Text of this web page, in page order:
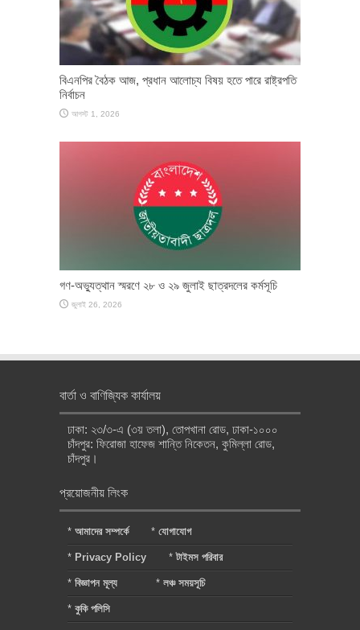
বিএনপির বৈঠক আজ, প্রধান আলোচ্য বিষয় হতে পারে রাষ্ট্রপতি
নির্বাচন
আগস্ট 1, 2026
গণ-অভ্যুত্থান স্মরণে ২৮ ও ২৯ জুলাই ছাত্রদলের কর্মসূচি
জুলাই 26, 2026
বার্তা ও বাণিজ্যিক কার্যালয়
ঢাকা: ২৩/৩-এ (৩য় তলা), তোপখানা রোড, ঢাকা-১০০০
চাঁদপুর: ফিরোজা হাফেজ শান্তি নিকেতন, কুমিল্লা রোড,
চাঁদপুর।
প্রয়োজনীয় লিংক
* আমাদের সম্পর্কে * যোগাযোগ
* Privacy Policy *টাইমস পরিবার
* বিজ্ঞাপন মূল্য * লঞ্চ সময়সূচি
* কুকি পলিসি